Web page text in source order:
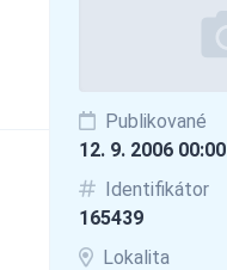
Publikované
12. 9. 2006 00:00
Identifikátor
165439
Lokalita